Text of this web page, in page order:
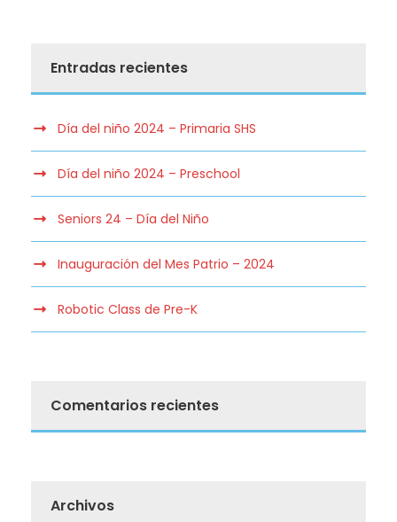
Entradas recientes
Día del niño 2024 – Primaria SHS
Día del niño 2024 – Preschool
Seniors 24 – Día del Niño
Inauguración del Mes Patrio – 2024
Robotic Class de Pre-K
Comentarios recientes
Archivos